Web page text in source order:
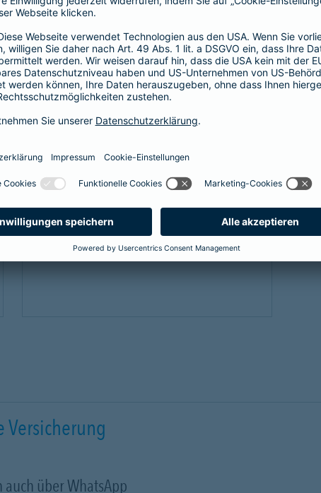
Beamtenabsicherung
Als Beamtenanwärter oder Beamter braucht
es eine Absicherung, die genau zu einem
passt: unsereprivate Krankenversicherung
für Beamtenanwärter und Beamte. Sie
und passt sich mit optimalen Leistungen
Versicherung
über WhatsApp